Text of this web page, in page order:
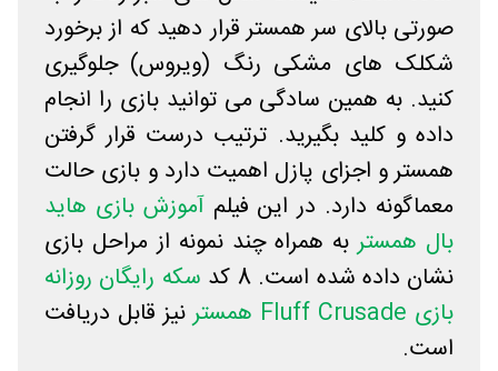
صورتی بالای سر همستر قرار دهید که از برخورد
شکلک های مشکی رنگ (ویروس) جلوگیری
کنید. به همین سادگی می توانید بازی را انجام
داده و کلید بگیرید. ترتیب درست قرار گرفتن
همستر و اجزای پازل اهمیت دارد و بازی حالت
معماگونه دارد. در این فیلمآموزش بازی هاید
بال همستربه همراه چند نمونه از مراحل بازی
نشان داده شده است. 8 کد
سکه رایگان روزانه
بازی Fluff Crusade همستر
نیز قابل دریافت
است.